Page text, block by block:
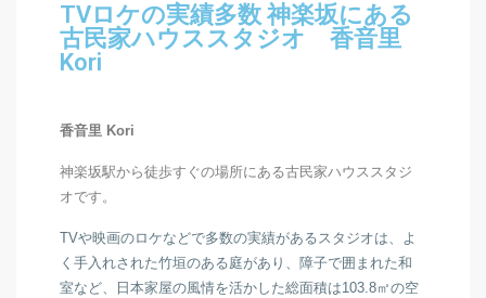
TVロケの実績多数 神楽坂にある
古民家ハウススタジオ 香音里
Kori
香音里 Kori
神楽坂駅から徒歩すぐの場所にある古民家ハウススタジ
オです。
TVや映画のロケなどで多数の実績があるスタジオは、 よ
く手入れされた竹垣のある庭があり、 障子で囲まれた和
室など、日本家屋の風情を活かした総面積は103.8㎡の空